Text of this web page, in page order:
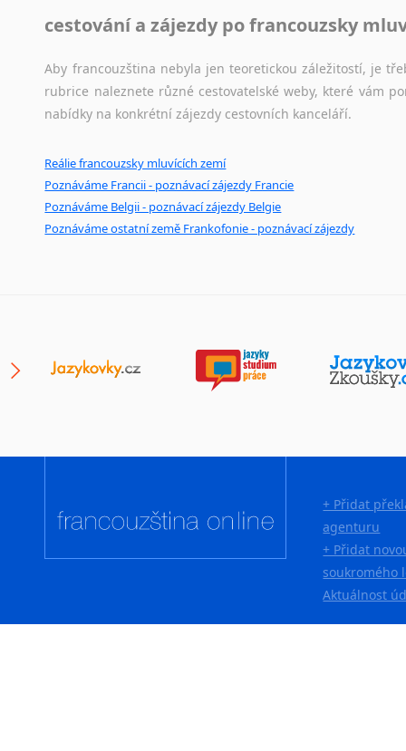
Katalánština
Kečuánština
Kmérština
Korsičtina
Kumykština
Kurdština
Lingala
Makedonština
Malinština
Moldavština
cestování a zájezdy po francouzsky
Aby francouzština nebyla jen teoretickou záležitostí, je
rubrice naleznete různé cestovatelské weby, které vám
nabídky na konkrétní zájezdy cestovních kanceláří.
Reálie francouzsky mluvících zemí
Poznáváme Francii - poznávací zájezdy Francie
Poznáváme Belgii - poznávací zájezdy Belgie
Poznáváme ostatní země Frankofonie - poznávací zájezdy
+ Přidat
agenturu
+ Přidat
soukromého
Aktuálnost